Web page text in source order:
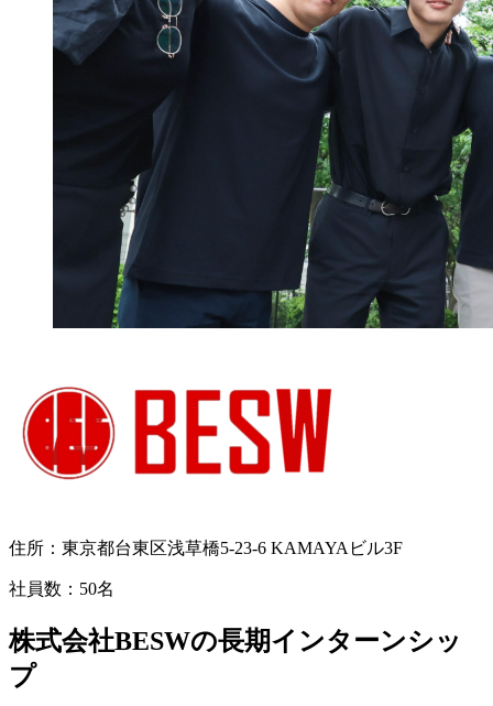
住所： 東京都台東区浅草橋5-23-6 KAMAYAビル3F
社員数： 50名
株式会社BESWの長期インターンシッ
プ